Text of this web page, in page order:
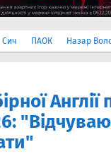
Сич ПАОК Назар
Англії